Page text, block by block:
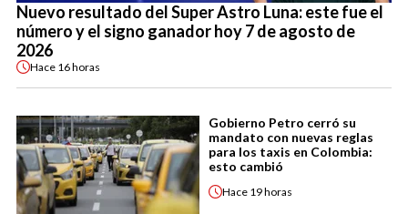
Nuevo resultado del Super Astro Luna: este fue el
número y el signo ganador hoy 7 de agosto de
2026
Hace 16 horas
Gobierno Petro cerró su
mandato con nuevas reglas
para los taxis en Colombia:
esto cambió
Hace 19 horas